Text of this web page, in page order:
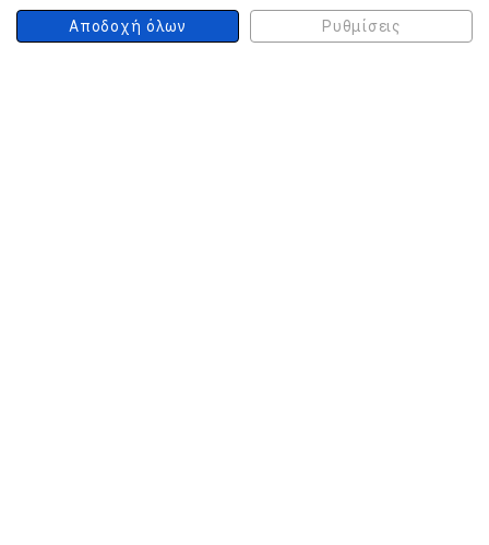
ΑΣΦΑΛΕΙΑ ΣΥΝΑΛΛΑΓΩΝ
Αποδοχή όλων Ρυθμίσεις